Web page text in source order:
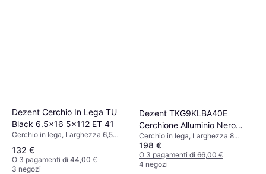
Dezent Cerchio In Lega TU
Black 6.5x16 5x112 ET 41
Cerchio in lega, Larghezza 6,5
132 €
O 3 pagamenti di 44,00 €
3 negozi
Dezent TKG9KLBA40E
Cerchione Alluminio Nero
8x19
Cerchio in lega, Larghezza 8
pollici, Diametro 19 pollici, Nero
198 €
O 3 pagamenti di 66,00 €
4 negozi